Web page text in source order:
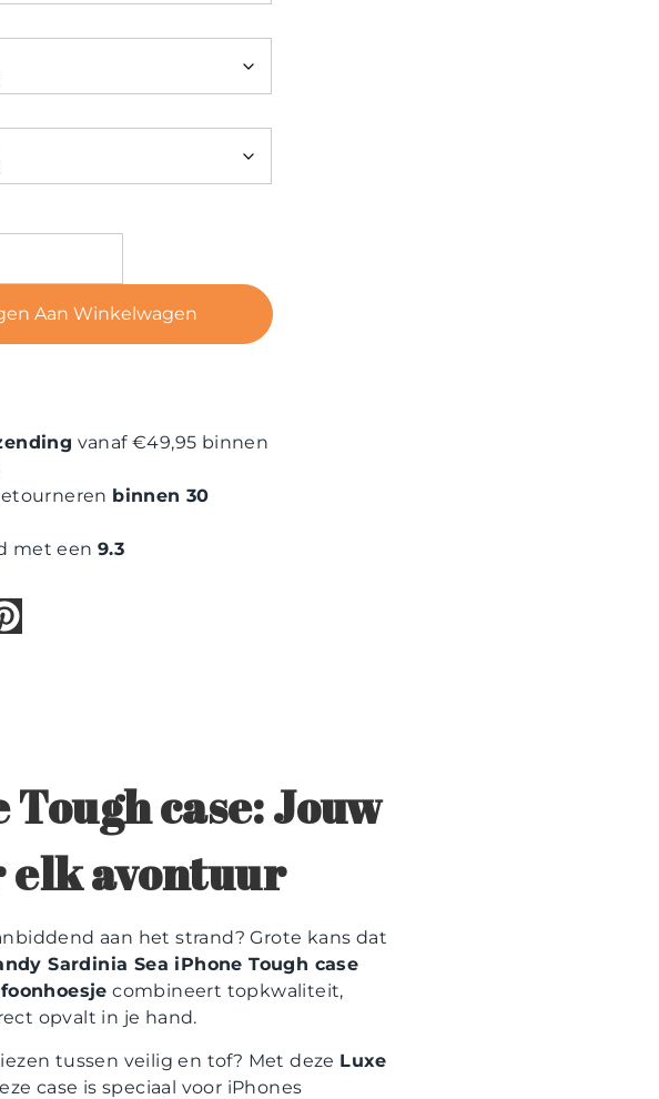
Aan Winkelwagen
vanaf €49,95 binnen
binnen 30
met een9.3
case: Jouw
elk avontuur
aan het strand? Grote kans dat
Sardinia Sea iPhone Tough case
combineert topkwaliteit,
opvalt in je hand.
tussen veilig en tof? Met deze Luxe
case is speciaal voor iPhones